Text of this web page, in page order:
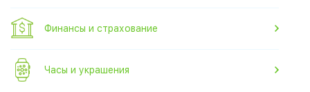
Финансы и страхование
Часы и украшения